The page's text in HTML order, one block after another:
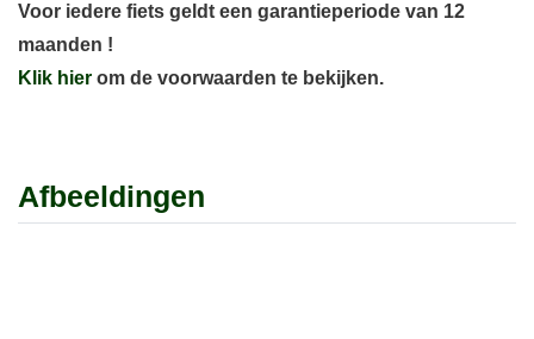
Voor iedere fiets geldt een garantieperiode van 12
maanden !
Klik hier om de voorwaarden te bekijken.
Afbeeldingen